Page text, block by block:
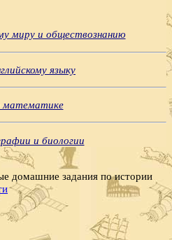
миру и обществознанию
языку
математике
и биологии
домашние задания по истории